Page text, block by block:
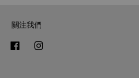
關注我們
Facebook